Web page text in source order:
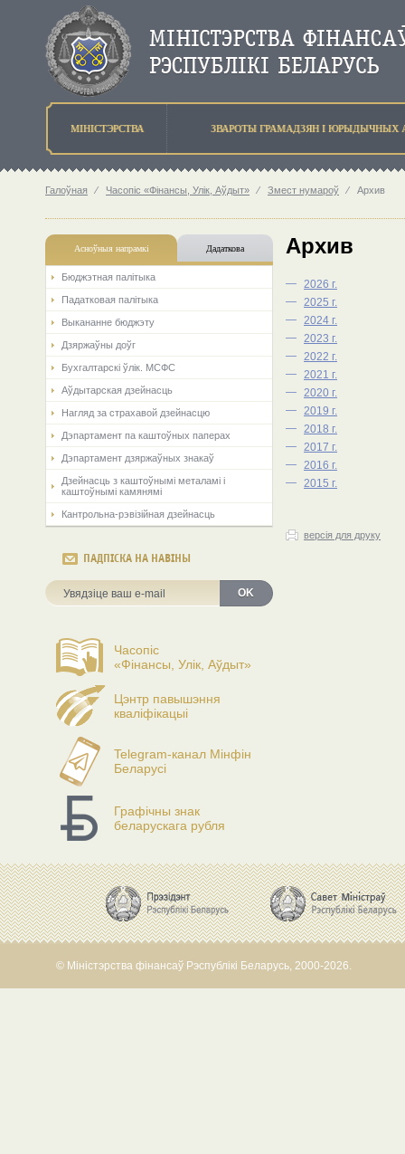
МIНIСТЭРСТВА ЗВАРОТЫ ГРАМАДЗЯН I ЮРЫДЫЧНЫХ
Галоўная ⁄ Часопіс «Фінансы, Улік, Аўдыт» ⁄ Змест нумароў ⁄ Архив
Асноўныя напрамкi Дадаткова
Бюджэтная палiтыка
Падатковая палітыка
Выкананне бюджэту
Дзяржаўны доўг
Бухгалтарскі ўлік. МСФС
Аўдытарская дзейнасць
Нагляд за страхавой дзейнасцю
Дэпартамент па каштоўных паперах
Дэпартамент дзяржаўных знакаў
Дзейнасць з каштоўнымі металамі і
каштоўнымі камянямі
Кантрольна-рэвізійная дзейнасць
ПАДПІСКА НА НАВІНЫ
OK
Часопіс
«Фінансы, Улік, Аўдыт»
Цэнтр павышэння
кваліфікацыі
Telegram-канал Мінфін
Беларусі
Графічны знак
беларускага рубля
Архив
—2026 г.
—2025 г.
—2024 г.
—2023 г.
—2022 г.
—2021 г.
—2020 г.
—2019 г.
—2018 г.
—2017 г.
—2016 г.
—2015 г.
версія для друку
© Міністэрства фінансаў Рэспублікі Беларусь, 2000-2026.